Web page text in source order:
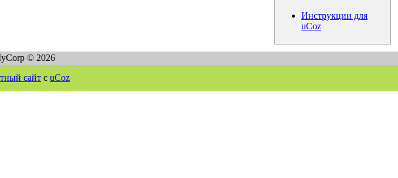
Инструкции для
uCoz
© 2026
сайт с uCoz